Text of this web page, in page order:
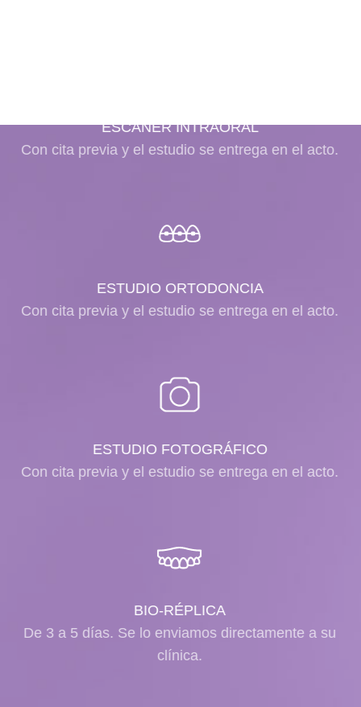
ESCÁNER INTRAORAL
Con cita previa y el estudio se entrega en el acto.
ESTUDIO ORTODONCIA
Con cita previa y el estudio se entrega en el acto.
ESTUDIO FOTOGRÁFICO
Con cita previa y el estudio se entrega en el acto.
BIO-RÉPLICA
De 3 a 5 días. Se lo enviamos directamente a su
clínica.